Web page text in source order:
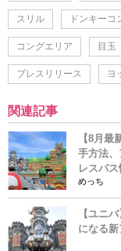
スリル ドンキーコ
コングエリア 目玉
プレスリリース ヨ
関連記事
【8月
手方法
レスパス
めっち
【ユニ
になる